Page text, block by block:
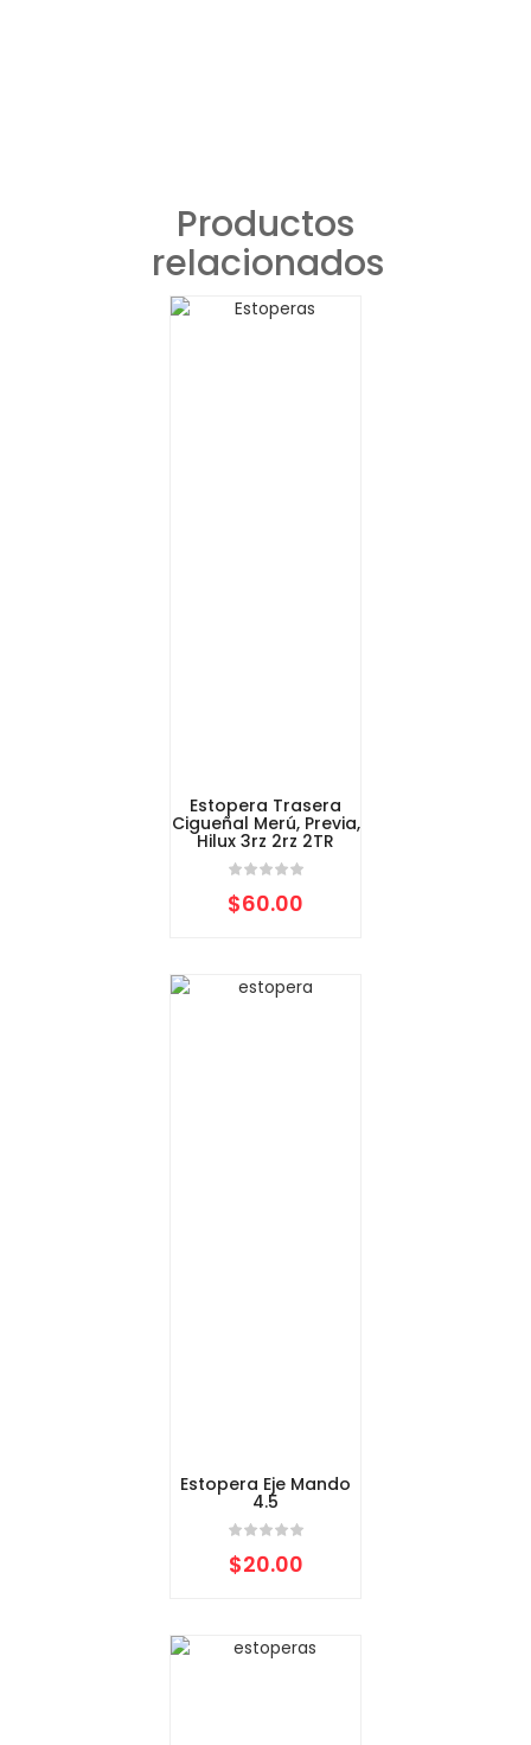
Productos
relacionados
Estopera Trasera
Cigueñal Merú, Previa,
Hilux 3rz 2rz 2TR
$60.00
Estopera Eje Mando
4.5
$20.00